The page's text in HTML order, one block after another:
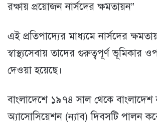
রক্ষায় প্রয়োজন নার্সদের ক্ষমতায়ন”
এই প্রতিপাদ্যের মাধ্যমে নার্সদের
স্বাস্থ্যসেবায় তাদের গুরুত্বপূর্ণ ভূমিকার
দেওয়া হয়েছে।
বাংলাদেশে ১৯৭৪ সাল থেকে বাংলাদেশ
অ্যাসোসিয়েশন (ন্যাব) দিবসটি পালন